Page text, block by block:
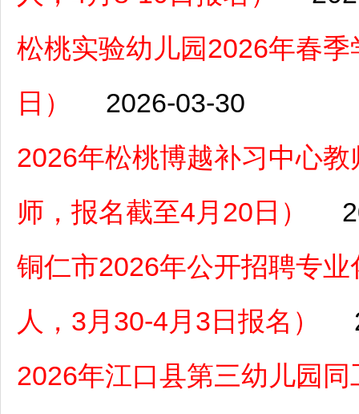
松桃实验幼儿园2026年春
日）
2026-03-30
2026年松桃博越补习中心
师，报名截至4月20日）
铜仁市2026年公开招聘专
人，3月30-4月3日报名）
2026年江口县第三幼儿园